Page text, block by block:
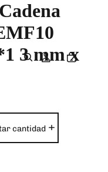
3 mm x
cantidad